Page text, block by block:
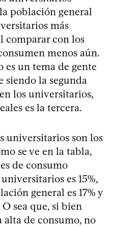
población general
más
comparar con los
menos aún.
es un tema de gente
siendo la segunda
los universitarios,
es la tercera.
universitarios son los
se ve en la tabla,
de consumo
es 15%,
general es 17% y
sea que, si bien
de consumo, no